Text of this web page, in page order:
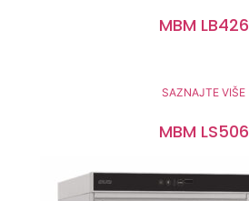
MBM LB426
SAZNAJTE VIŠE
MBM LS506